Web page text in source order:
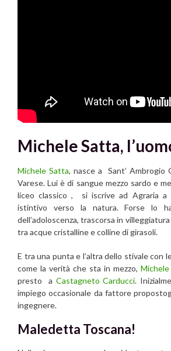
Michele Satta,
Michele Satta, nasce a Sant’ Ambrogio
Varese. Lui è di sangue mezzo sardo e
liceo classico , si iscrive ad Agraria a
istintivo verso la natura. Forse lo
dell’adoloscenza, trascorsa in
tra acque cristalline e colline di girasoli.
E tra una punta e l’altra dello stivale con
come la verità che sta in mezzo,
presto a Castagneto Carducci.
impiego occasionale da fattore
ingegnere.
Maledetta Toscana!